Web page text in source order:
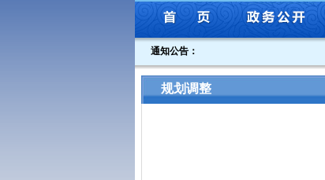
通知公告：
规划调整